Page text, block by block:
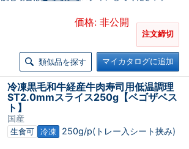
価格: 非公開
注文締切
類似品を探す マイカタログに追加
冷凍黒毛和牛経産牛肉寿司用低温調理
ST2.0mmスライス250g【ベゴザベス
ト】
国産
生食可 冷凍 250g/p(トレー入シート挟み)